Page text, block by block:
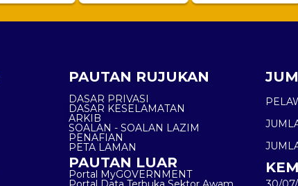
PAUTAN RUJUKAN
DASAR PRIVASI
DASAR KESELAMATAN
ARKIB
SOALAN - SOALAN LAZIM
PENAFIAN
PETA LAMAN
PAUTAN LUAR
Portal MyGOVERNMENT